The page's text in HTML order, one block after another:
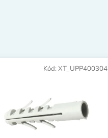
Kód: XT_UPP400304